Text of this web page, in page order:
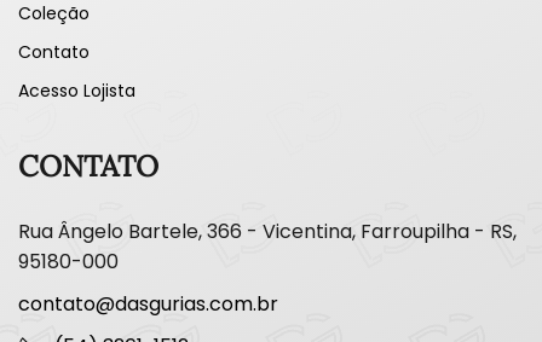
Coleção
Contato
Acesso Lojista
CONTATO
Rua Ângelo Bartele, 366 - Vicentina, Farroupilha - RS,
95180-000
contato@dasgurias.com.br